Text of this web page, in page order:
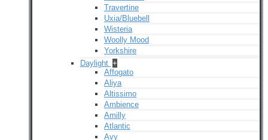
Travertine
Uxia/Bluebell
Wisteria
Woolly Mood
Yorkshire
Daylight +
Affogato
Aliya
Altissimo
Ambience
Amilly
Atlantic
Avy